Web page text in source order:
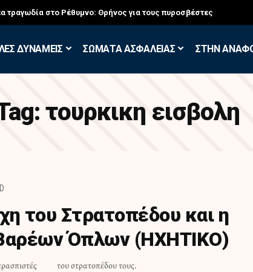
τραγωδία στο Ρέθυμνο: Θρήνος για τους πυροσβέστες
ΔΥΝΑΜΕΙΣ ΣΩΜΑΤΑ ΑΣΦΑΛΕΙΑΣ ΣΤΗΝ
τουρκικη εισβολη
του Στρατοπέδου και η
Όπλων (ΗΧΗΤΙΚΟ)
του στρατοπέδου τους.